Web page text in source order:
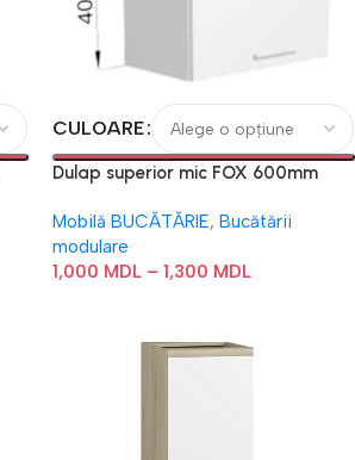
CULOARE
Dulap superior mic FOX 600mm
Mobilă BUCĂTĂRIE, Bucătării
modulare
1,000 MDL – 1,300 MDL